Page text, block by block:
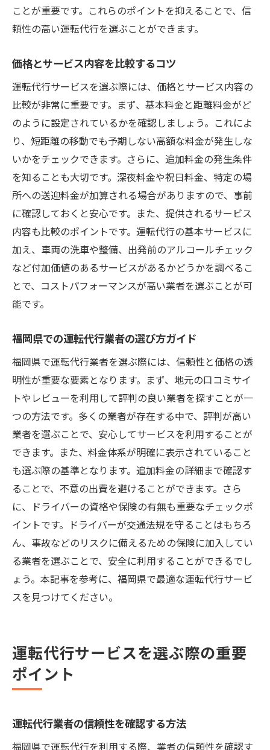
ことが重要です。これらのポイントを抑えることで、信
頼性の高い運転代行を選ぶことができます。
価格とサービス内容を比較するコツ
運転代行サービスを選ぶ際には、価格とサービス内容の
比較が非常に重要です。まず、基本料金と距離料金がど
のように設定されているかを確認しましょう。これによ
り、短距離の移動でも予期しない高額な料金が発生しな
いかをチェックできます。さらに、追加料金の発生条件
を知ることも大切です。深夜料金や祝日料金、特定の場
所への送迎料金が加算される場合がありますので、事前
に確認しておくと安心です。また、提供されるサービス
内容も比較のポイントです。運転代行の基本サービスに
加え、車両の洗車や整備、出発前のアルコールチェック
など付加価値のあるサービスがあるかどうかを調べるこ
とで、コストパフォーマンスが高い業者を選ぶことが可
能です。
福岡県での運転代行業者の選び方ガイド
福岡県で運転代行業者を選ぶ際には、信頼性と価格の透
明性が重要な要素となります。まず、地元の口コミサイ
トやレビューを利用して評判の良い業者を探すことが一
つの方法です。多くの業者が存在する中で、評判が高い
業者を選ぶことで、安心してサービスを利用することが
できます。また、料金体系が明確に表示されていること
も選ぶ際の基準となります。追加料金の詳細まで確認す
ることで、不意の出費を避けることができます。さら
に、ドライバーの資格や保険の有無も重要なチェックポ
イントです。ドライバーが交通法規を守ることはもちろ
ん、事故などのリスクに備えるための保険に加入してい
る業者を選ぶことで、安全に利用することができるでし
ょう。本記事を参考に、福岡県で最適な運転代行サービ
スを見つけてください。
運転代行サービスを選ぶ際の重要
ポイント
運転代行業者の信頼性を確認する方法
福岡県で運転代行を利用する際、業者の信頼性を確認す